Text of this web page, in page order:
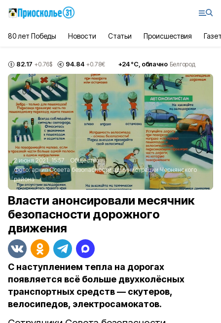
80 лет Победы Новости Статьи Происшествия
82.17 +0.76$ 94.84 +0.78€ +24°С, облачно Белгород
2 июня 2021, 15:57
Общество
Фото:архив Совета безопасности администрации Чернянского
района
Власти анонсировали месячник
безопасности дорожного
движения
С наступлением тепла на дорогах
появляется всё больше двухколёсных
транспортных средств — скутеров,
велосипедов, электросамокатов.